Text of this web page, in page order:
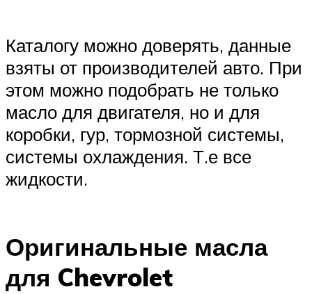
Каталогу можно доверять, данные
взяты от производителей авто. При
этом можно подобрать не только
масло для двигателя, но и для
коробки, гур, тормозной системы,
системы охлаждения. Т.е все
жидкости.
Оригинальные масла
для Chevrolet